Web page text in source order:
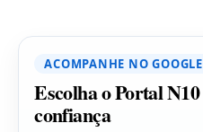
ACOMPANHE NO GOOGLE
Escolha o Portal
confiança